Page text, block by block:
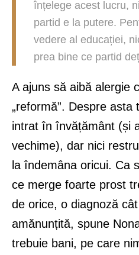
înțelege acest lucru,
partid e la putere.
vedere al educației,
prea bine ce partid
A ajuns să aibă alergie
„reformă”. Despre
intrat în învățământ (și
vechime), dar nici
la îndemâna oricui. Ca
ce merge foarte prost
de orice, o diagnoză
amănunțită, spune
trebuie bani, pe care